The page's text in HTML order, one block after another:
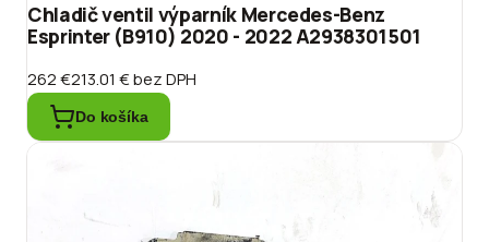
Chladič ventil výparník Mercedes-Benz
Esprinter (B910) 2020 - 2022 A2938301501
262 €213.01 €bez DPH
Do košíka